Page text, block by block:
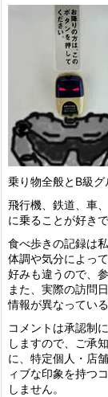
乗り物全般とB級グ
飛行機、鉄道、車
に乗ることが好き
食べ歩きの記録は
体調や気分によっ
好みも違うので、
また、実際の訪問
情報が異なってい
コメントは承認制
しますので、ご承
に、特定個人・店
ィブな印象を持つ
しません。